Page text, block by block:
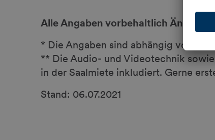
Alle Angaben vorbehaltlich
* Die Angaben sind abhängig von
** Die Audio- und Videotechnik
in der Saalmiete inkludiert. Gerne
Stand: 06.07.2021